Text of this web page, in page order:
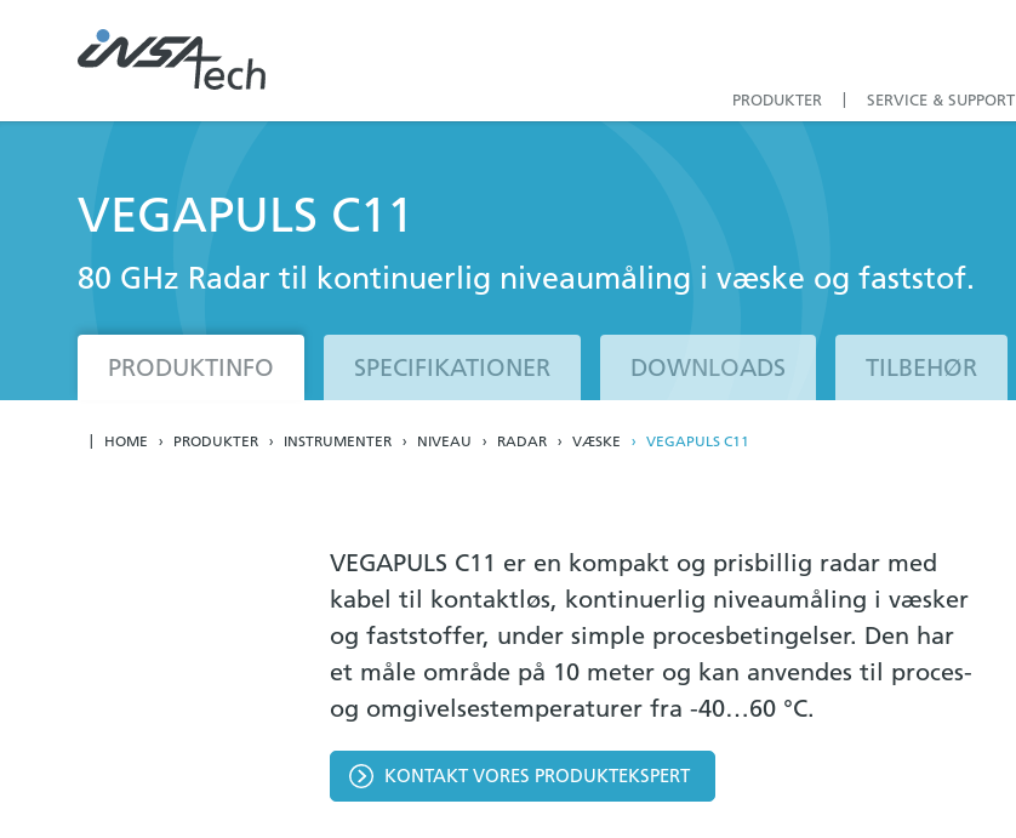
PRODUKTER SERVICE & SUPPORT
VEGAPULS C11
80 GHz Radar til kontinuerlig niveaumåling i væske og faststof.
PRODUKTINFO SPECIFIKATIONER DOWNLOADS TILBEHØR
HOME PRODUKTER INSTRUMENTER NIVEAU RADAR VÆSKE VEGAPULS C11
VEGAPULS C11 er en kompakt og prisbillig radar med
kabel til kontaktløs, kontinuerlig niveaumåling i væsker
og faststoffer, under simple procesbetingelser. Den har
et måle område på 10 meter og kan anvendes til proces-
og omgivelsestemperaturer fra -40…60 °C.
KONTAKT VORES PRODUKTEKSPERT